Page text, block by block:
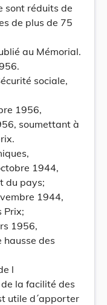
sont réduits de
de plus de 75
au Mémorial.
sociale,
1956,
soumettant à
1944,
du pays;
1944,
Prix;
1956,
des
l
la facilité des
utile d´apporter